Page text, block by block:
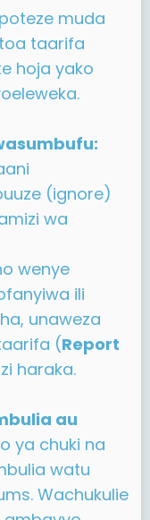
muda
taarifa
hoja yako
(ignore)
wa
wenye
ili
unaweza
(Report
haraka.
au
ya chuki na
watu
Wachukulie